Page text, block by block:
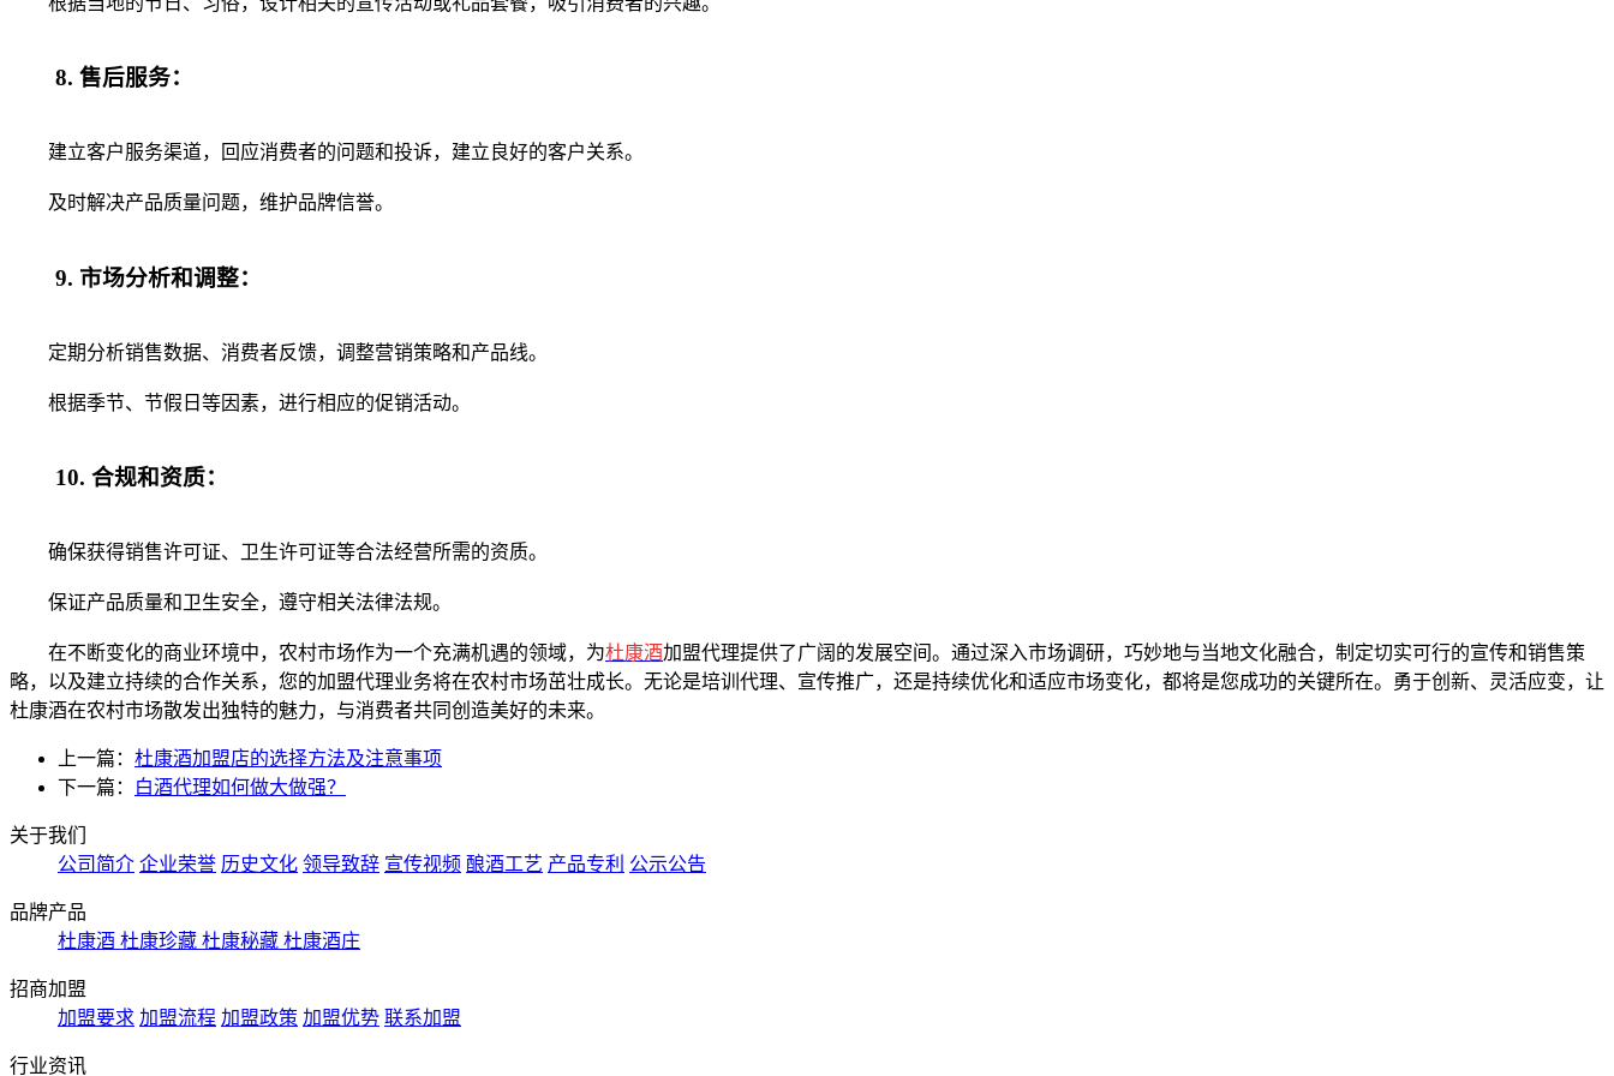
8. 售后服务：
建立客户服务渠道，回应消费者的问题和投诉，建立良好的客户关系。
及时解决产品质量问题，维护品牌信誉。
9. 市场分析和调整：
定期分析销售数据、消费者反馈，调整营销策略和产品线。
根据季节、节假日等因素，进行相应的促销活动。
10. 合规和资质：
确保获得销售许可证、卫生许可证等合法经营所需的资质。
保证产品质量和卫生安全，遵守相关法律法规。
在不断变化的商业环境中，农村市场作为一个充满机遇的领域，为杜康酒加盟代理提供了广阔的发展空间。通过深入市场调研，巧妙地与当地文化融合，制定切实可行的宣传和销售策
略，以及建立持续的合作关系，您的加盟代理业务将在农村市场茁壮成长。无论是培训代理、宣传推广，还是持续优化和适应市场变化，都将是您成功的关键所在。勇于创新、灵活应变，让
杜康酒在农村市场散发出独特的魅力，与消费者共同创造美好的未来。
上一篇： 杜康酒加盟店的选择方法及注意事项
下一篇：
白酒代理如何做大做强？
关于我们
公司简介 企业荣誉 历史文化 领导致辞 宣传视频 酿酒工艺 产品专利 公示公告
品牌产品
杜康酒 杜康珍藏 杜康秘藏 杜康酒庄
招商加盟
加盟要求 加盟流程 加盟政策 加盟优势 联系加盟
行业资讯